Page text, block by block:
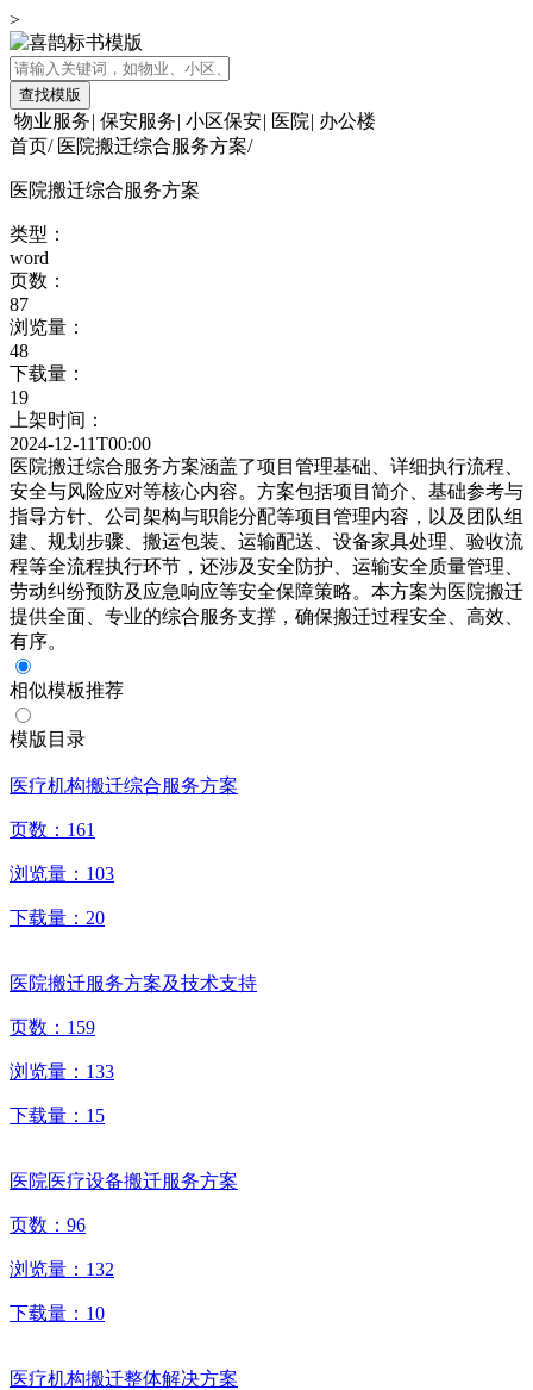
>
查找模版
物业服务| 保安服务| 小区保安| 医院| 办公楼
首页/ 医院搬迁综合服务方案/
医院搬迁综合服务方案
类型：
word
页数：
87
浏览量：
48
下载量：
19
上架时间：
2024-12-11T00:00
医院搬迁综合服务方案涵盖了项目管理基础、详细执行流程、
安全与风险应对等核心内容。方案包括项目简介、基础参考与
指导方针、公司架构与职能分配等项目管理内容，以及团队组
建、规划步骤、搬运包装、运输配送、设备家具处理、验收流
程等全流程执行环节，还涉及安全防护、运输安全质量管理、
劳动纠纷预防及应急响应等安全保障策略。本方案为医院搬迁
提供全面、专业的综合服务支撑，确保搬迁过程安全、高效、
有序。
相似模板推荐
模版目录
医疗机构搬迁综合服务方案
页数： 161
浏览量： 103
下载量： 20
医院搬迁服务方案及技术支持
页数： 159
浏览量： 133
下载量： 15
医院医疗设备搬迁服务方案
页数： 96
浏览量： 132
下载量： 10
医疗机构搬迁整体解决方案